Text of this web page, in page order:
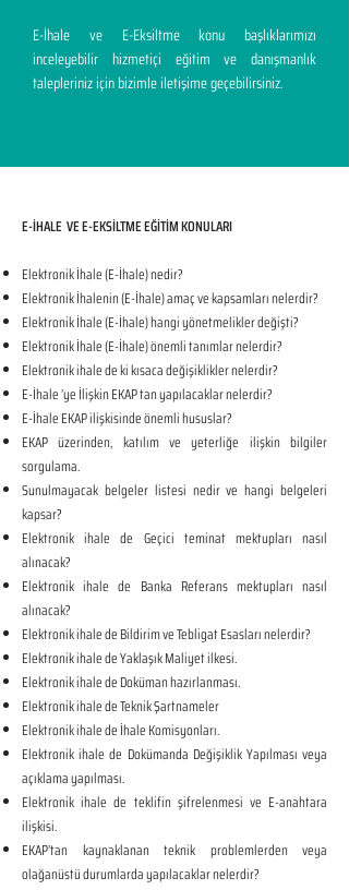
E-İhale ve E-Eksiltme konu başlıklarımızı
inceleyebilir hizmetiçi eğitim ve danışmanlık
talepleriniz için bizimle iletişime geçebilirsiniz.
E-İHALE VE E-EKSİLTME EĞİTİM KONULARI​
Elektronik İhale (E-İhale) nedir?
Elektronik İhalenin (E-İhale) amaç ve kapsamları nelerdir?
Elektronik İhale (E-İhale) hangi yönetmelikler değişti?
Elektronik İhale (E-İhale) önemli tanımlar nelerdir?
Elektronik ihale de ki kısaca değişiklikler nelerdir?
E-İhale ’ye İlişkin EKAP tan yapılacaklar nelerdir?
E-İhale EKAP ilişkisinde önemli hususlar?
EKAP üzerinden, katılım ve yeterliğe ilişkin bilgiler
sorgulama.
Sunulmayacak belgeler listesi nedir ve hangi belgeleri
kapsar?
Elektronik ihale de Geçici teminat mektupları nasıl
alınacak?
Elektronik ihale de Banka Referans mektupları nasıl
alınacak?
Elektronik ihale de Bildirim ve Tebligat Esasları nelerdir?
Elektronik ihale de Yaklaşık Maliyet ilkesi.
Elektronik ihale de Doküman hazırlanması.
Elektronik ihale de Teknik Şartnameler
Elektronik ihale de İhale Komisyonları.
Elektronik ihale de Dokümanda Değişiklik Yapılması veya
açıklama yapılması.
Elektronik ihale de teklifin şifrelenmesi ve E-anahtara
ilişkisi.
EKAP’tan kaynaklanan teknik problemlerden veya
olağanüstü durumlarda yapılacaklar nelerdir?